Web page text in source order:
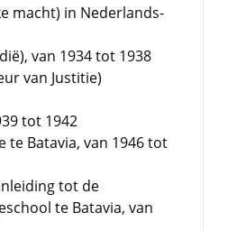
macht) in Nederlands-
van 1934 tot 1938
van Justitie)
tot 1942
Batavia, van 1946 tot
tot de
te Batavia, van